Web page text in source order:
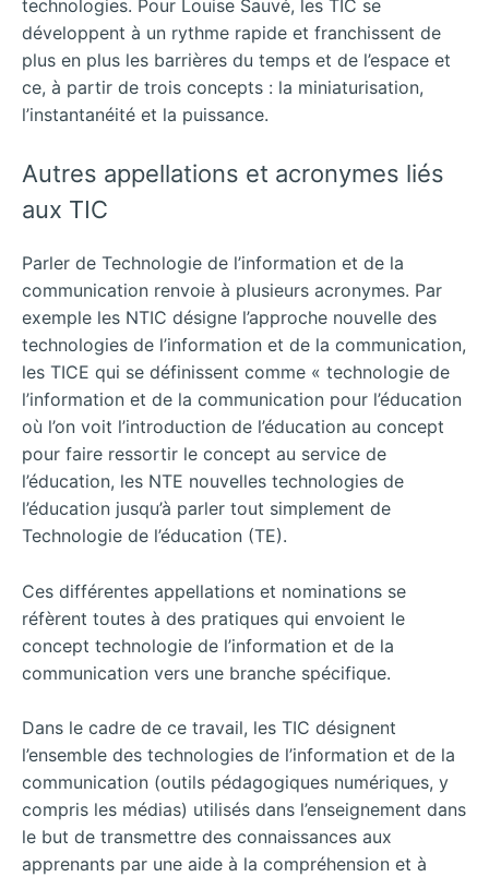
technologies. Pour Louise Sauvé, les TIC se
développent à un rythme rapide et franchissent de
plus en plus les barrières du temps et de l’espace et
ce, à partir de trois concepts : la miniaturisation,
l’instantanéité et la puissance.
Autres appellations et acronymes liés
aux TIC
Parler de Technologie de l’information et de la
communication renvoie à plusieurs acronymes. Par
exemple les NTIC désigne l’approche nouvelle des
technologies de l’information et de la communication,
les TICE qui se définissent comme « technologie de
l’information et de la communication pour l’éducation
où l’on voit l’introduction de l’éducation au concept
pour faire ressortir le concept au service de
l’éducation, les NTE nouvelles technologies de
l’éducation jusqu’à parler tout simplement de
Technologie de l’éducation (TE).
Ces différentes appellations et nominations se
réfèrent toutes à des pratiques qui envoient le
concept technologie de l’information et de la
communication vers une branche spécifique.
Dans le cadre de ce travail, les TIC désignent
l’ensemble des technologies de l’information et de la
communication (outils pédagogiques numériques, y
compris les médias) utilisés dans l’enseignement dans
le but de transmettre des connaissances aux
apprenants par une aide à la compréhension et à